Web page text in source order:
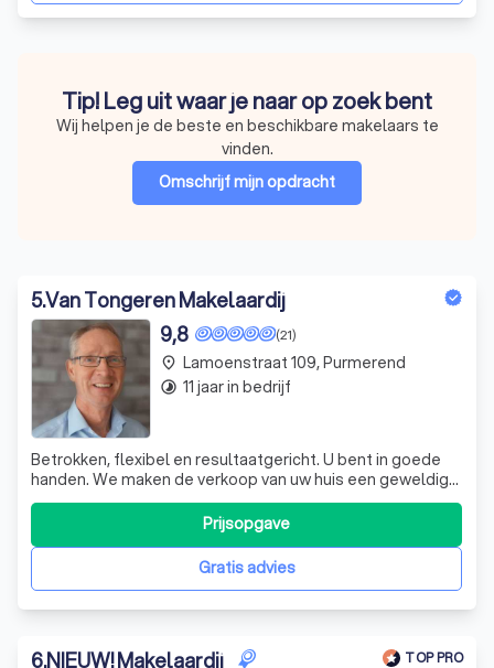
Tip! Leg uit waar je naar op zoek bent
Wij helpen je de beste en beschikbare makelaars te
vinden.
Omschrijf mijn opdracht
5.Van Tongeren Makelaardij
(21)
9,8
Betrokken, flexibel en resultaatgericht. U bent in goede
handen. We maken de verkoop van uw huis een geweldige
ervaring en de zoektocht naar een nieuwe woning een
sindsdien werkzaam geweest in Almere, Hoorn, Zaandam
en alles daar tussenin. Vanaf 1986
Gratis advies
Prijsopgave
place Lamoenstraat 109, Purmerend
timelapse 11 jaar in bedrijf
6.NIEUW! Makelaardij TOP PRO